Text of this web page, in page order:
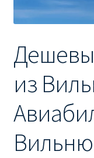
Ryanair изменить
RYANAIR ИТАЛИЯ
из